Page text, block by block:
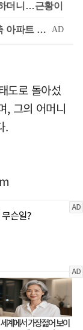
더니…근황이
도로 돌아섰
, 그의 어머니
.